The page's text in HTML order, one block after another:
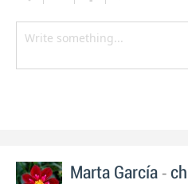
Marta García -